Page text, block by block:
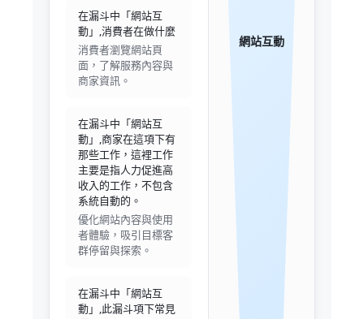
在漏斗中「網站互
動」,消費者在做什麼
消費者瀏覽網站頁
面，了解服務內容與
商家資訊。
在漏斗中「網站互
動」,商家在這項下有
那些工作，這裡工作
主要是指人力促進高
收入的工作，不包含
系統自動的。
優化網站內容與使用
者體驗，吸引目標客
群停留與探索。
在漏斗中「網站互
動」,此漏斗項下常見
網站互動